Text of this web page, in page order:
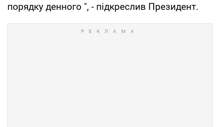
порядку денного ", - підкреслив Президент.